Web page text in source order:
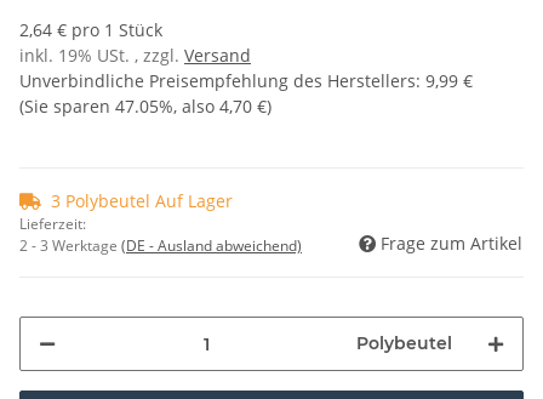
2,64 € pro 1 Stück
inkl. 19% USt. , zzgl. Versand
Unverbindliche Preisempfehlung des Herstellers: 9,99 €
(Sie sparen 47.05%, also 4,70 €)
3 Polybeutel Auf Lager
Lieferzeit:
2 - 3 Werktage (DE - Ausland abweichend) Frage zum Artikel
Polybeutel